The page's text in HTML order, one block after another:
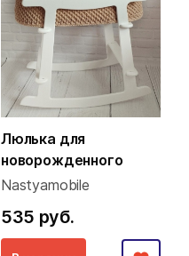
Люлька для
новорожденного
Nastyamobile
535 руб.